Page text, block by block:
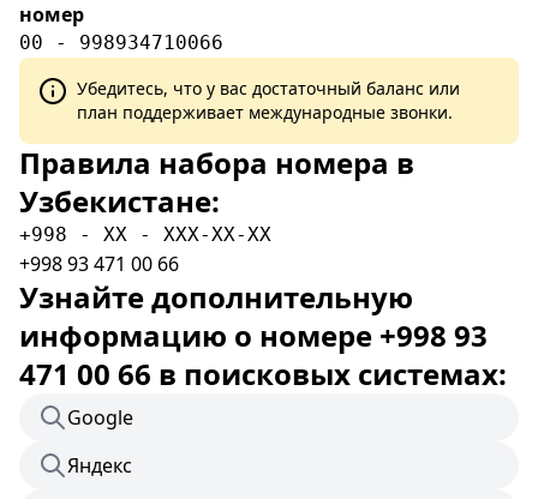
номер
00 - 998934710066
Убедитесь, что у вас достаточный баланс или
план поддерживает международные звонки.
Правила набора номера в
Узбекистане:
+998 - XX - XXX-XX-XX
+998 93 471 00 66
Узнайте дополнительную
информацию о номере +998 93
471 00 66 в поисковых системах:
Google
Яндекс